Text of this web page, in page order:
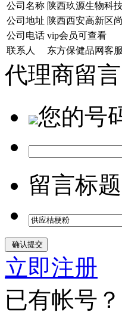
公司名称 陕西玖源生物科
公司地址 陕西西安高新区
公司电话 vip会员可查看
联系人
东方保健品网客
代理商留言
您的号
留言标题
立即注册
已有帐号？